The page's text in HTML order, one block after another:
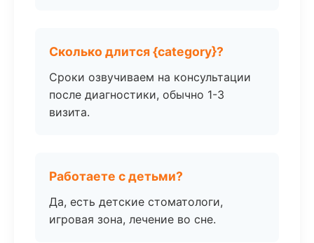
Сколько длится {category}?
Сроки озвучиваем на консультации
после диагностики, обычно 1-3
визита.
Работаете с детьми?
Да, есть детские стоматологи,
игровая зона, лечение во сне.